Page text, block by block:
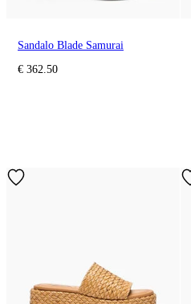
Sandalo Blade Samurai
€ 362.50